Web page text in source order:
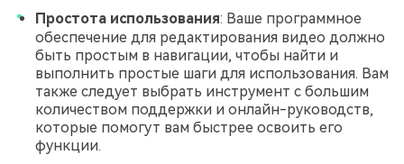
Простота использования: Ваше программное
обеспечение для редактирования видео должно
быть простым в навигации, чтобы найти и
выполнить простые шаги для использования. Вам
также следует выбрать инструмент с большим
количеством поддержки и онлайн-руководств,
которые помогут вам быстрее освоить его
функции.